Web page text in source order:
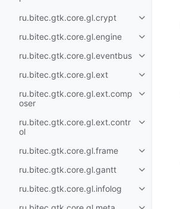
ru.bitec.gtk.core.gl.crypt
ru.bitec.gtk.core.gl.engine
ru.bitec.gtk.core.gl.eventbus
ru.bitec.gtk.core.gl.ext
ru.bitec.gtk.core.gl.ext.comp
oser
ru.bitec.gtk.core.gl.ext.contr
ol
ru.bitec.gtk.core.gl.frame
ru.bitec.gtk.core.gl.gantt
ru.bitec.gtk.core.gl.infolog